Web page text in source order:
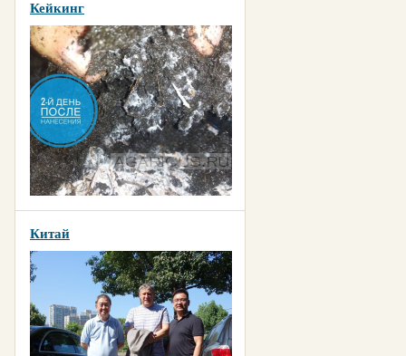
Кейкинг
Китай